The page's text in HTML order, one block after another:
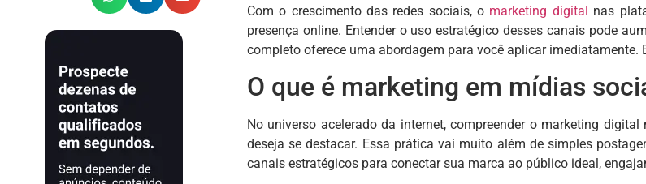
Com o crescimento das redes sociais, o marketing digital nas
presença online. Entender o uso estratégico desses canais pode
completo oferece uma abordagem para você aplicar imediatamente.
O que é marketing em mídias
No universo acelerado da internet, compreender o marketing
deseja se destacar. Essa prática vai muito além de simples
canais estratégicos para conectar sua marca ao público ideal,